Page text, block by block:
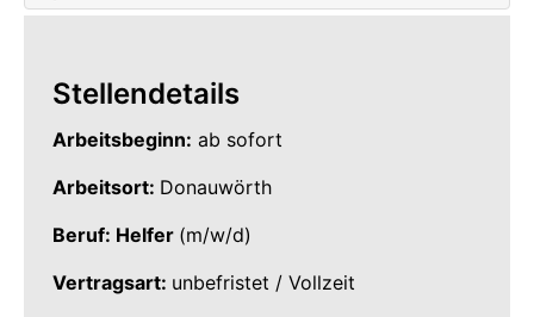
Stellendetails
Arbeitsbeginn: ab sofort
Arbeitsort: Donauwörth
Beruf: Helfer (m/w/d)
Vertragsart: unbefristet / Vollzeit